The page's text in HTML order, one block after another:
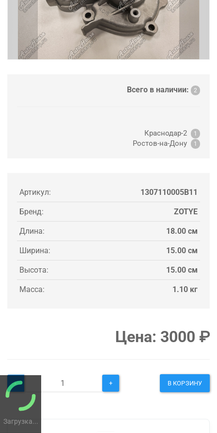
Загрузка...
Всего в наличии: 2
Краснодар-2 1
Ростов-на-Дону 1
Артикул: 1307110005B11
Бренд: ZOTYE
Длина: 18.00 см
Ширина: 15.00 см
Высота: 15.00 см
Масса: 1.10 кг
Цена: 3000 ₽
- + В КОРЗИНУ